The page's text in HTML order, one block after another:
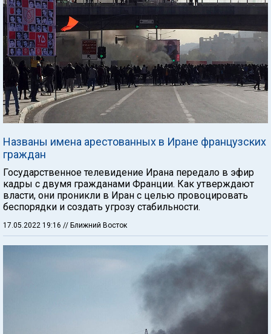
Названы имена арестованных в Иране французских
граждан
Государственное телевидение Ирана передало в эфир
кадры с двумя гражданами Франции. Как утверждают
власти, они проникли в Иран с целью провоцировать
беспорядки и создать угрозу стабильности.
17.05.2022 19:16 // Ближний Восток